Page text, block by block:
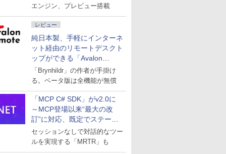
エンジン、プレビュー搭載
レビュー
純日本製、手軽にインターネ
ット経由のリモートデスクト
ップができる「Avalon
remote」
「Brynhildr」の作者が手掛け
る。ベータ版は全機能が無償
「MCP C# SDK」がv2.0に
～MCP登場以来“最大の改
訂”に対応、既定でステート
レスへ
セッションなしで対話的なツー
ルを実現する「MRTR」も